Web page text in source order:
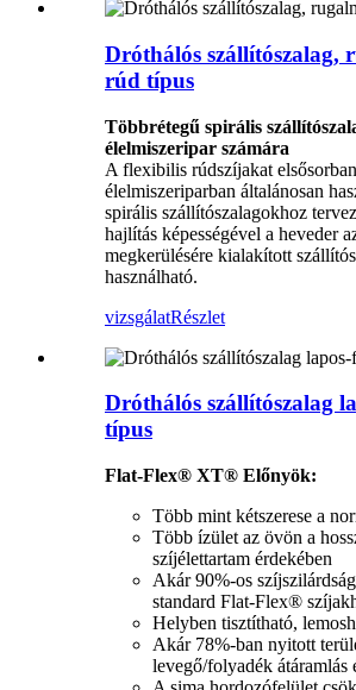
Dróthálós szállítószalag,
rúd típus
Többrétegű spirális
élelmiszeripar számára
A flexibilis rúdszíjakat
élelmiszeriparban általánosan
spirális szállítószalagokhoz
hajlítás képességével a heveder
megkerülésére kialakított
használható.
vizsgálatRészlet
Dróthálós szállítószalag
típus
Flat-Flex® XT® Előnyök:
Több mint kétszerese a
Több ízület az övön a
szíjélettartam érdekében
Akár 90%-os
standard Flat-Flex®
Helyben tisztítható,
Akár 78%-ban nyitott
levegő/folyadék átáramlás